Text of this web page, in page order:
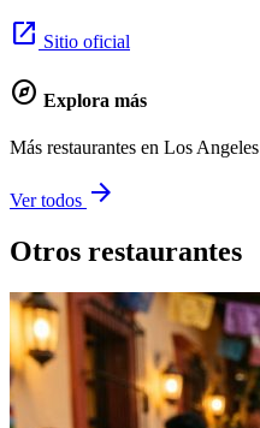
open_in_new Sitio oficial
explore Explora más
Más restaurantes en Los Angeles
Ver todos arrow_forward
Otros restaurantes